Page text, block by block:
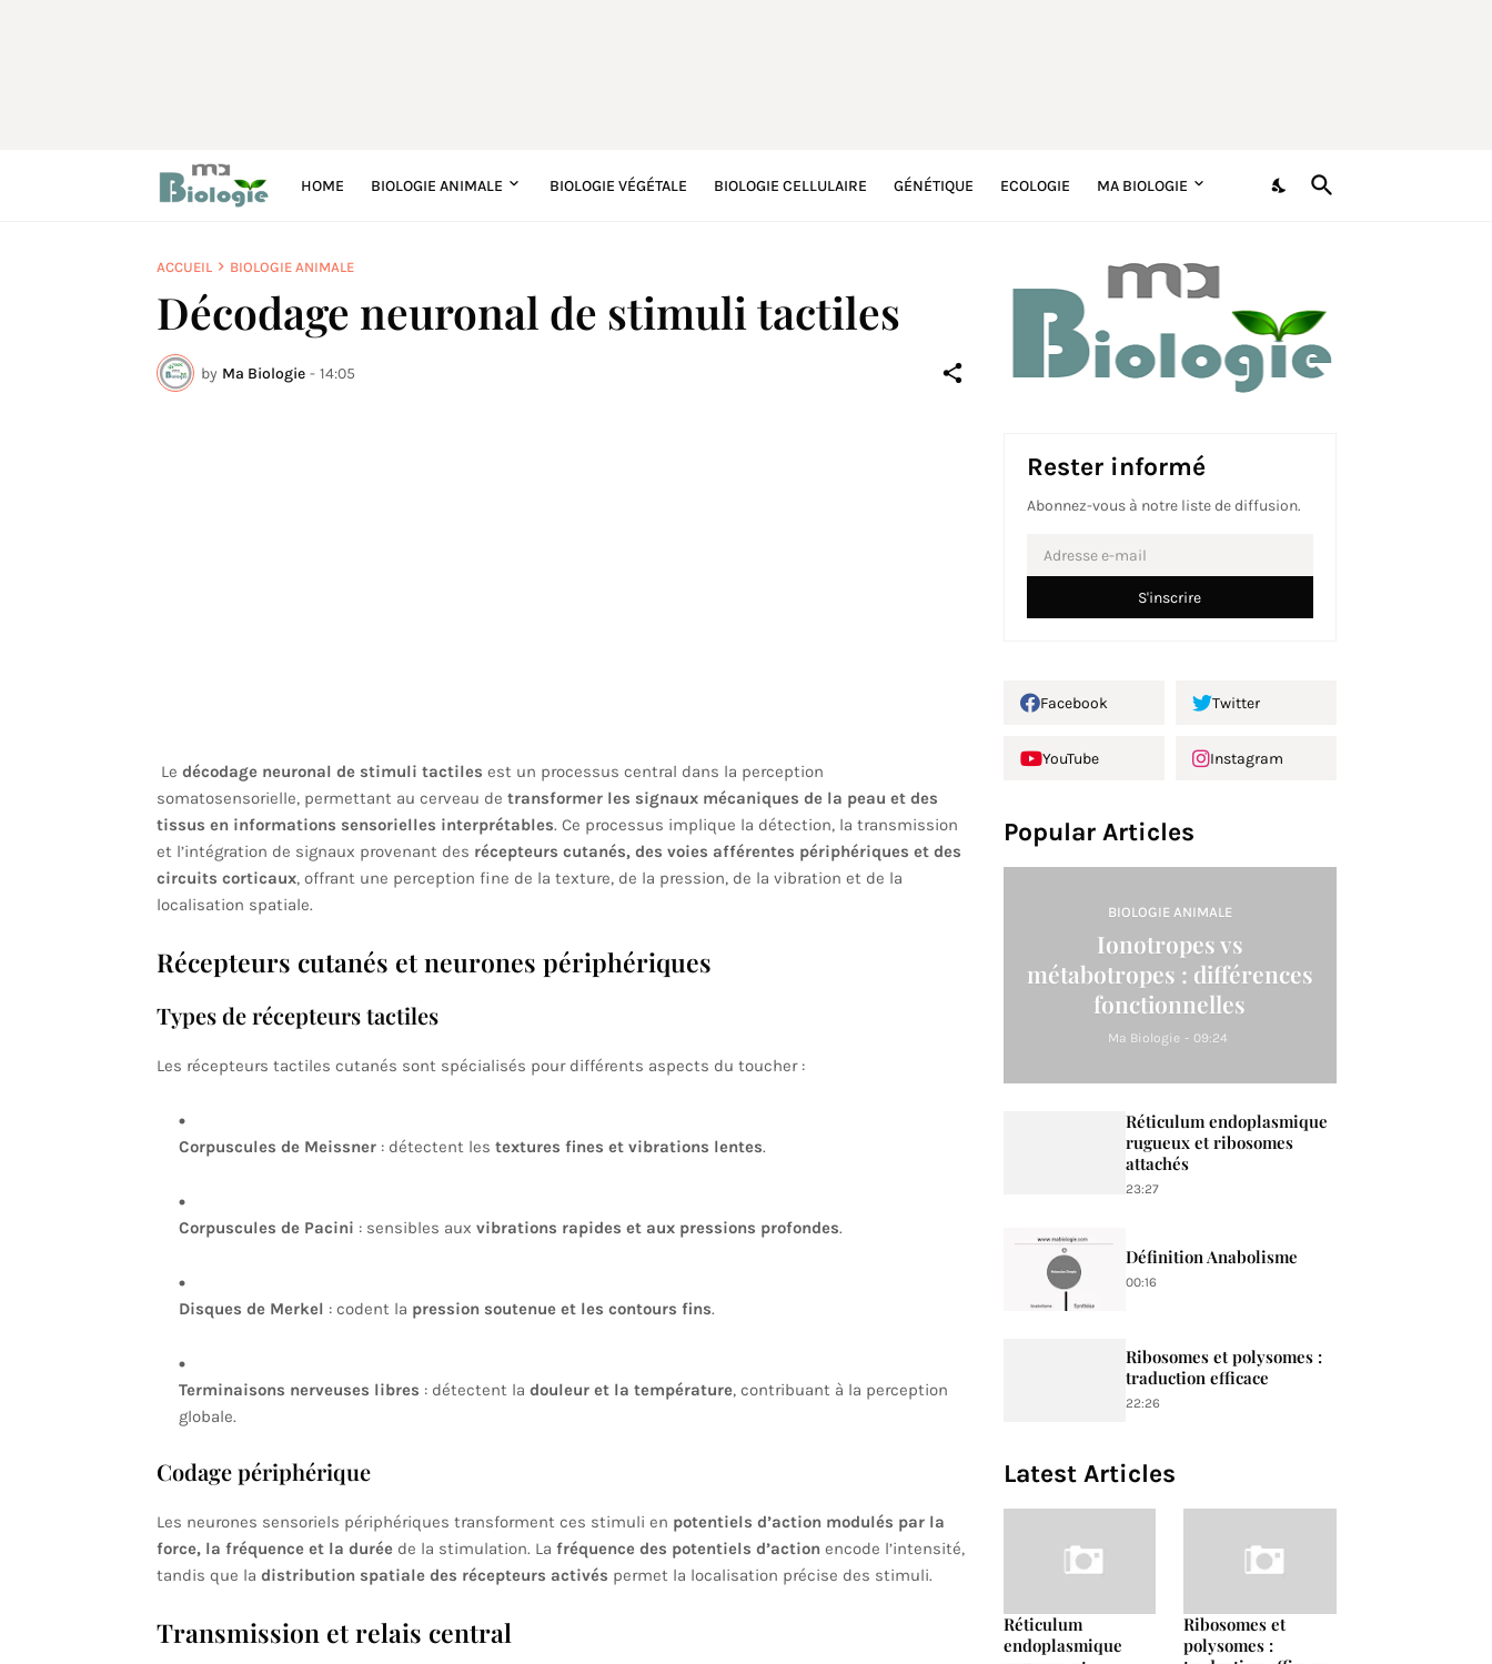
HOME BIOLOGIE ANIMALE BIOLOGIE VÉGÉTALE BIOLOGIE CELLULAIRE GÉNÉTIQUE ECOLOGIE MA BIOLOGIE
ACCUEIL BIOLOGIE ANIMALE
Décodage neuronal de stimuli tactiles
by Ma Biologie - 14:05
Le décodage neuronal de stimuli tactiles est un processus central dans la perception
somatosensorielle, permettant au cerveau de transformer les signaux mécaniques de la peau et des
tissus en informations sensorielles interprétables. Ce processus implique la détection, la transmission
et l’intégration de signaux provenant des récepteurs cutanés, des voies afférentes périphériques et des
circuits corticaux, offrant une perception fine de la texture, de la pression, de la vibration et de la
localisation spatiale.
Récepteurs cutanés et neurones périphériques
Types de récepteurs tactiles
Les récepteurs tactiles cutanés sont spécialisés pour différents aspects du toucher :
Corpuscules de Meissner: détectent les textures fines et vibrations lentes.
Corpuscules de Pacini : sensibles aux vibrations rapides et aux pressions profondes.
Disques de Merkel : codent la pression soutenue et les contours fins.
Terminaisons nerveuses libres : détectent la douleur et la température, contribuant à la perception
globale.
Codage périphérique
Les neurones sensoriels périphériques transforment ces stimuli en potentiels d’action modulés par la
force, la fréquence et la duréede la stimulation. La fréquence des potentiels d’actionencode l’intensité,
tandis que la distribution spatiale des récepteurs activés permet la localisation précise des stimuli.
Transmission et relais central
Rester informé
Abonnez-vous à notre liste de diffusion.
Facebook Twitter
YouTube Instagram
Popular Articles
BIOLOGIE ANIMALE
Ionotropes vs
métabotropes : différences
fonctionnelles
Ma Biologie - 09:24
Réticulum endoplasmique
rugueux et ribosomes
attachés
23:27
Définition Anabolisme
00:16
Ribosomes et polysomes :
traduction efficace
22:26
Latest Articles
Réticulum
endoplasmique
Ribosomes et
polysomes :